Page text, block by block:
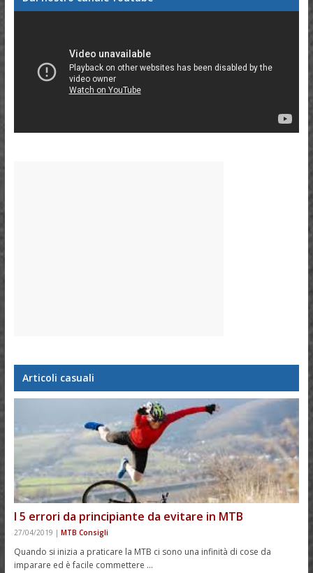
Articoli casuali
I 5 errori da principiante da evitare in MTB
27/04/2019 | MTB Consigli
Quando si inizia a praticare la MTB ci sono una infinità di cose da
imparare ed è facile commettere …